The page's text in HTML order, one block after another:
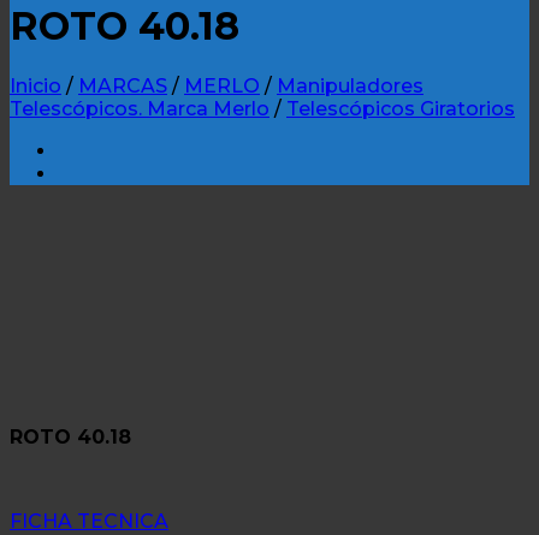
ROTO 40.18
Inicio / MARCAS / MERLO / Manipuladores
Telescópicos. Marca Merlo / Telescópicos Giratorios
ROTO 40.18
FICHA TECNICA